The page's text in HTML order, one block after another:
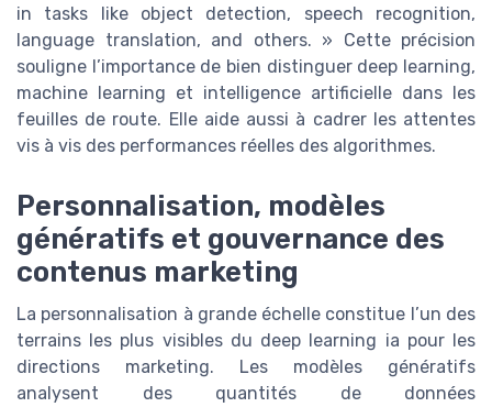
in tasks like object detection, speech recognition,
language translation, and others. » Cette précision
souligne l’importance de bien distinguer deep learning,
machine learning et intelligence artificielle dans les
feuilles de route. Elle aide aussi à cadrer les attentes
vis à vis des performances réelles des algorithmes.
Personnalisation, modèles
génératifs et gouvernance des
contenus marketing
La personnalisation à grande échelle constitue l’un des
terrains les plus visibles du deep learning ia pour les
directions marketing. Les modèles génératifs
analysent des quantités de données